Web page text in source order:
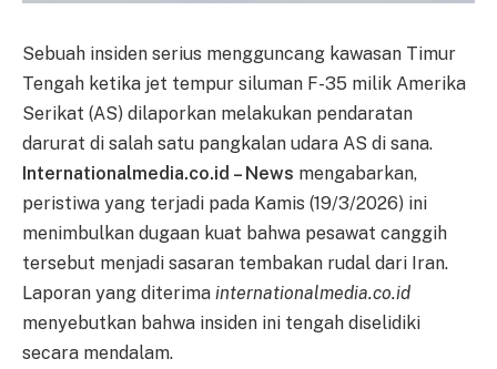
Sebuah insiden serius mengguncang kawasan Timur
Tengah ketika jet tempur siluman F-35 milik Amerika
Serikat (AS) dilaporkan melakukan pendaratan
darurat di salah satu pangkalan udara AS di sana.
Internationalmedia.co.id – News mengabarkan,
peristiwa yang terjadi pada Kamis (19/3/2026) ini
menimbulkan dugaan kuat bahwa pesawat canggih
tersebut menjadi sasaran tembakan rudal dari Iran.
Laporan yang diterima internationalmedia.co.id
menyebutkan bahwa insiden ini tengah diselidiki
secara mendalam.